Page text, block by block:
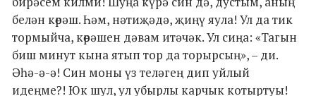
белән көрәш. Һәм, нәтиҗәдә, җиңү яула! Ул да тик
тормыйча, көрәшен дәвам итәчәк. Ул сиңа: «Тагын
биш минут кына ятып тор да торырсың», – ди.
Әһә-ә-ә! Син моны үз теләгең дип уйлый
идеңме?! Юк шул, ул убырлы карчык котыртуы!